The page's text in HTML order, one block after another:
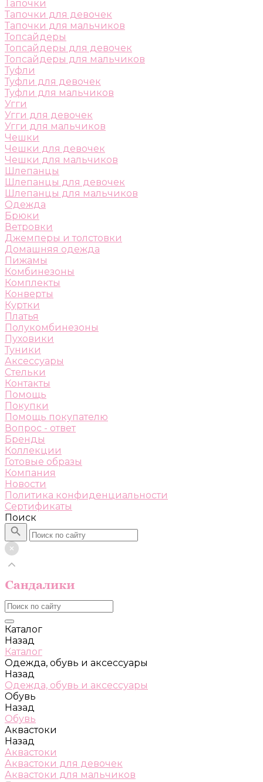
Тапочки
Тапочки для девочек
Тапочки для мальчиков
Топсайдеры
Топсайдеры для девочек
Топсайдеры для мальчиков
Туфли
Туфли для девочек
Туфли для мальчиков
Угги
Угги для девочек
Угги для мальчиков
Чешки
Чешки для девочек
Чешки для мальчиков
Шлепанцы
Шлепанцы для девочек
Шлепанцы для мальчиков
Одежда
Брюки
Ветровки
Джемперы и толстовки
Домашняя одежда
Пижамы
Комбинезоны
Комплекты
Конверты
Куртки
Платья
Полукомбинезоны
Пуховики
Туники
Аксессуары
Стельки
Контакты
Помощь
Покупки
Помощь покупателю
Вопрос - ответ
Бренды
Коллекции
Готовые образы
Компания
Новости
Политика конфиденциальности
Сертификаты
Поиск
Каталог
Назад
Каталог
Одежда, обувь и аксессуары
Назад
Одежда, обувь и аксессуары
Обувь
Назад
Обувь
Аквастоки
Назад
Аквастоки
Аквастоки для девочек
Аквастоки для мальчиков